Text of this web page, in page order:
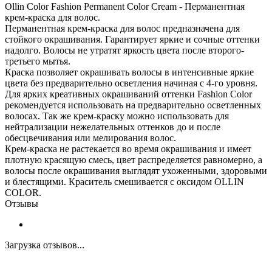
Ollin Color Fashion Permanent Color Cream - Перманентная
крем-краска для волос.
Перманентная крем-краска для волос предназначена для
стойкого окрашивания. Гарантирует яркие и сочные оттенки
надолго. Волосы не утратят яркость цвета после второго-
третьего мытья.
Краска позволяет окрашивать волосы в интенсивные яркие
цвета без предварительно осветления начиная с 4-го уровня.
Для ярких креативных окрашиваний оттенки Fashion Color
рекомендуется использовать на предварительно осветленных
волосах. Так же крем-краску можно использовать для
нейтрализации нежелательных оттенков до и после
обесцвечивания или мелирования волос.
Крем-краска не растекается во время окрашивания и имеет
плотную красящую смесь, цвет распределяется равномерно, а
волосы после окрашивания выглядят ухоженными, здоровыми
и блестящими. Краситель смешивается с оксидом OLLIN
COLOR.
Отзывы
Загрузка отзывов...